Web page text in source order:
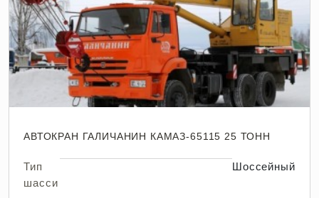
АВТОКРАН ГАЛИЧАНИН КАМАЗ-65115 25 ТОНН
Тип
шасси
Шоссейный